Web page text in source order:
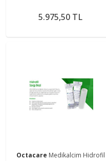
5.975,50 TL
Octacare Medikalcim Hidrofil